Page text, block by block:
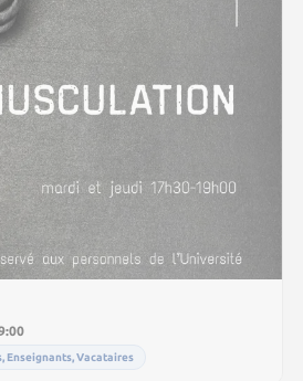
Enseignants, Vacataires